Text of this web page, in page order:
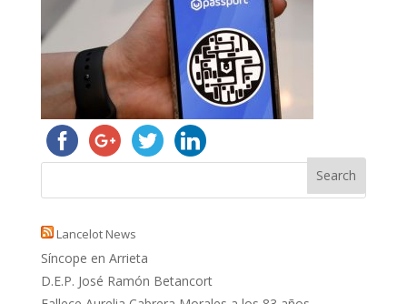
Lancelot News
Síncope en Arrieta
D.E.P. José Ramón Betancort